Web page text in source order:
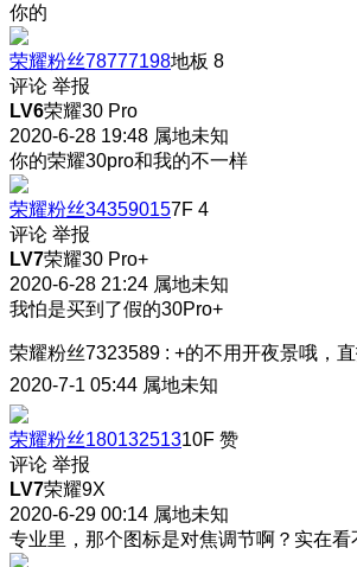
你的
荣耀粉丝78777198地板 8
评论 举报
LV6荣耀30 Pro
2020-6-28 19:48 属地未知
你的荣耀30pro和我的不一样
荣耀粉丝343590157F 4
评论 举报
LV7荣耀30 Pro+
2020-6-28 21:24 属地未知
我怕是买到了假的30Pro+
荣耀粉丝7323589 : +的不用开夜景哦，
2020-7-1 05:44 属地未知
荣耀粉丝18013251310F 赞
评论 举报
LV7荣耀9X
2020-6-29 00:14 属地未知
专业里，那个图标是对焦调节啊？实在看